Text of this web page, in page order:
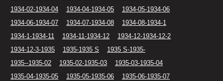
1934-02-1934-04
1934-04-1934-05
1934-05-1934-06
1934-06-1934-07
1934-07-1934-08
1934-08-1934-1
1934-1-1934-11
1934-11-1934-12
1934-12-1934-12-2
1934-12-3-1935
1935-1935 S
1935 S-1935-
1935--1935-02
1935-02-1935-03
1935-03-1935-04
1935-04-1935-05
1935-05-1935-06
1935-06-1935-07